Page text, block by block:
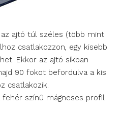
ajtó túl széles (több mint
csatlakozzon, egy kisebb
Ekkor az ajtó síkban
90 fokot befordulva a kis
csatlakozik.
színû mágneses profil